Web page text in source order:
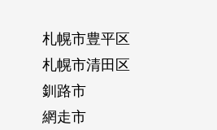
札幌市豊平区
札幌市清田区
釧路市
網走市